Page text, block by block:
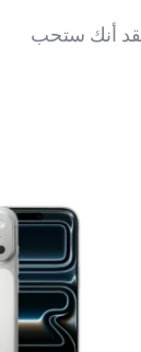
أنك ستحب